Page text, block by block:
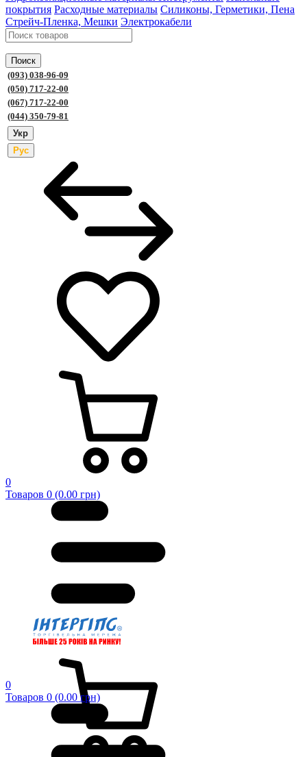
покрытия Расходные материалы Силиконы, Герметики, Пена
Стрейч-Пленка, Мешки Электрокабели
Поиск
(093) 038-96-09
(050) 717-22-00
(067) 717-22-00
(044) 350-79-81
Укр
Рус
0
Товаров 0 (0.00 грн)
0
Товаров 0 (0.00 грн)